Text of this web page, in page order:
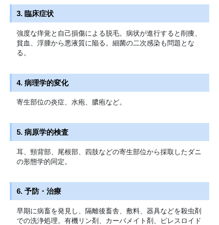
3. 臨床症状
強度な痒覚と自己損傷による脱毛。病状が進行すると削痩、
貧血、浮腫から悪液質に陥る。細菌の二次感染も問題とな
る。
4. 病理学的変化
寄生部位の炎症、水疱、膿疱など。
5. 病原学的検査
耳、頸背部、尾根部、四肢などの寄生部位から採取したダニ
の形態学的同定。
6. 予防・治療
早期に病畜を発見し、隔離後畜舎、敷料、器具などを殺虫剤
での洗浄処理。有機リン剤、カーバメイト剤、ピレスロイド